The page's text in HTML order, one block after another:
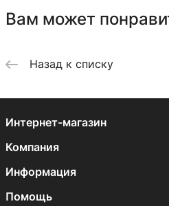
Вам может
Назад к списку
Интернет-магазин
Компания
Информация
Помощь